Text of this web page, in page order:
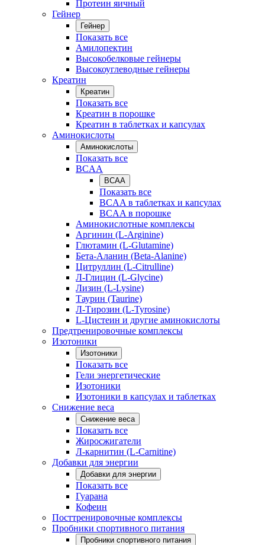
Протеин яичный
Гейнер
Гейнер
Показать все
Амилопектин
Высокобелковые гейнеры
Высокоуглеводные гейнеры
Креатин
Креатин
Показать все
Креатин в порошке
Креатин в таблетках и капсулах
Аминокислоты
Аминокислоты
Показать все
BCAA
BCAA
Показать все
BCAA в таблетках и капсулах
BCAA в порошке
Аминокислотные комплексы
Аргинин (L-Arginine)
Глютамин (L-Glutamine)
Бета-Аланин (Beta-Alanine)
Цитруллин (L-Citrulline)
Л-Глицин (L-Glycine)
Лизин (L-Lysine)
Таурин (Taurine)
Л-Тирозин (L-Tyrosine)
L-Цистеин и другие аминокислоты
Предтренировочные комплексы
Изотоники
Изотоники
Показать все
Гели энергетические
Изотоники
Изотоники в капсулах и таблетках
Снижение веса
Снижение веса
Показать все
Жиросжигатели
Л-карнитин (L-Carnitine)
Добавки для энергии
Добавки для энергии
Показать все
Гуарана
Кофеин
Посттренировочные комплексы
Пробники спортивного питания
Пробники спортивного питания